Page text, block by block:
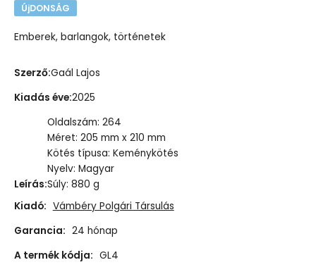
ÚjDONSÁG
Emberek, barlangok, történetek
Szerző:Gaál Lajos
Kiadás éve:2025
Leírás:
Oldalszám: 264
Méret: 205 mm x 210 mm
Kötés típusa: Keménykötés
Nyelv: Magyar
Súly: 880 g
Kiadó: Vámbéry Polgári Társulás
Garancia: 24 hónap
A termék kódja: GL4